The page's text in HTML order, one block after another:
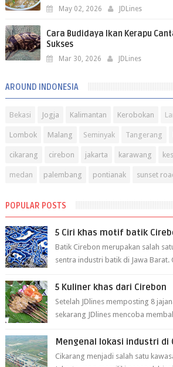
May 02, 2026 JDLines
Cara Budidaya Ikan Kerapu
Sukses
Mar 30, 2026 JDLines
AROUND INDONESIA
Bekasi Jogja Kalimantan Kerobokan
Lombok Malang Seminyak Tangerang
cikarang cirebon jakarta karawang
medan palembang pontianak sunset
POPULAR POSTS
5 Ciri khas motif batik
Batik Cirebon merupakan salah
sentra industri batik di Jawa Barat.
5 Kuliner khas dari Cirebon
Setelah JDlines memposting 8
sekarang JDlines mencoba
Mengenal lokasi industri di
Cikarang menjadi salah satu